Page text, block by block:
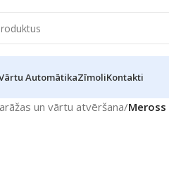
AutomātikaZīmoliKontakti
un vārtu atvēršana/Meross